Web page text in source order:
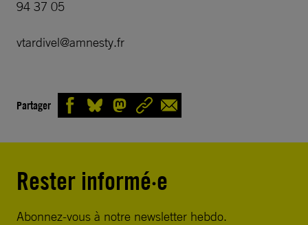
94 37 05
vtardivel@amnesty.fr
Partager
Rester informé·e
Abonnez-vous à notre newsletter hebdo.